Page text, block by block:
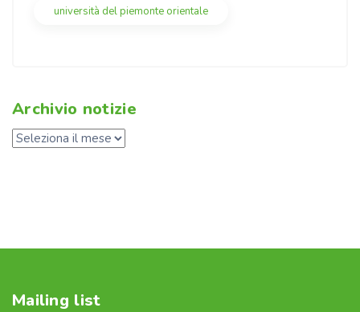
università del piemonte orientale
Archivio notizie
Mailing list